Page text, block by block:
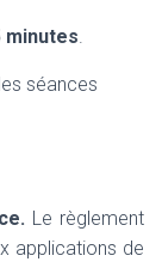
minutes.
séances
Le règlement
applications de